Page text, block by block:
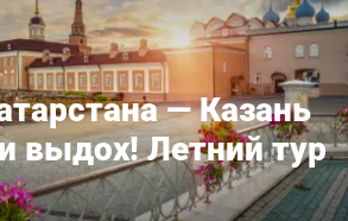
— Казань
выдох! Летний тур